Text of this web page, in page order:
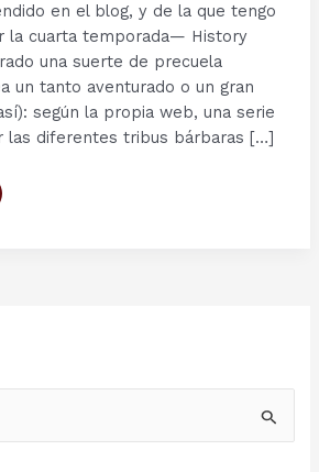
en el blog, y de la que tengo
la cuarta temporada— History
una suerte de precuela
un tanto aventurado o un gran
según la propia web, una serie
las diferentes tribus bárbaras […]